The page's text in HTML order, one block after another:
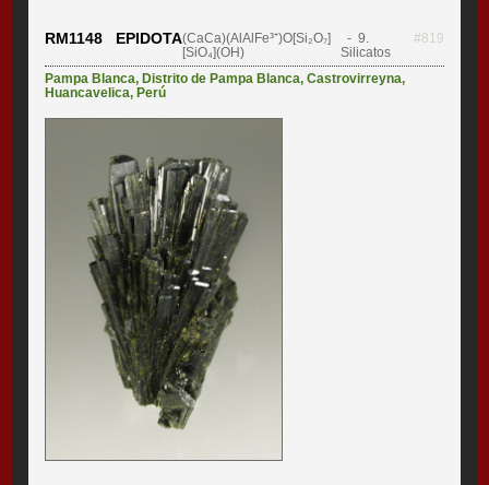
RM1148 EPIDOTA(CaCa)(AlAlFe³⁺)O[Si₂O₇]
[SiO₄](OH)
- 9.
Silicatos
#819
Pampa Blanca, Distrito de Pampa Blanca,Castrovirreyna,
Huancavelica, Perú